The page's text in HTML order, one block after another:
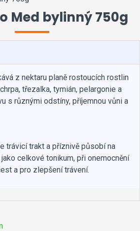
Med bylinný 750g
z nektaru planě rostoucích rostlin
třezalka, tymián, pelargonie a
s různými odstíny, příjemnou vůni a
trávicí trakt a příznivě působí na
celkové tonikum, při onemocnění
a pro zlepšení trávení.